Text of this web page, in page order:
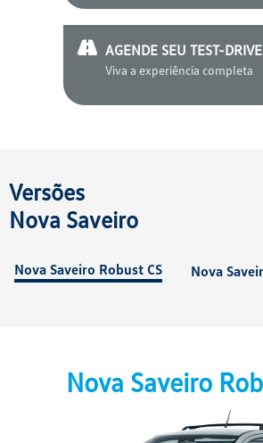
AGENDE SEU TEST-DRIVE
Viva a experiência completa
Versões
Nova Saveiro
Nova Saveiro Robust CS Nova
Nova Saveiro